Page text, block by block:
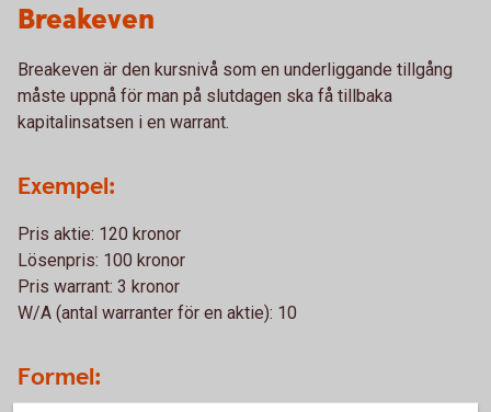
Breakeven
Breakeven är den kursnivå som en underliggande tillgång
måste uppnå för man på slutdagen ska få tillbaka
kapitalinsatsen i en warrant.
Exempel:
Pris aktie: 120 kronor
Lösenpris: 100 kronor
Pris warrant: 3 kronor
W/A (antal warranter för en aktie): 10
Formel: